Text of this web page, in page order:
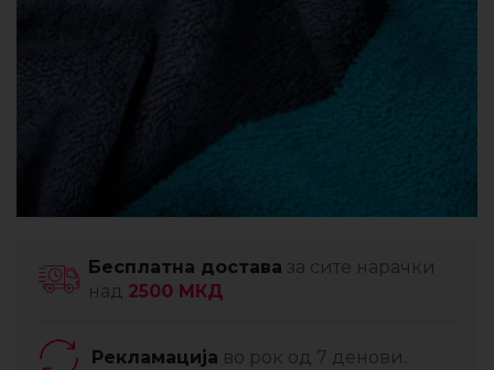
Бесплатна достава за сите нарачки
над 2500 МКД
Рекламација во рок од 7 денови.